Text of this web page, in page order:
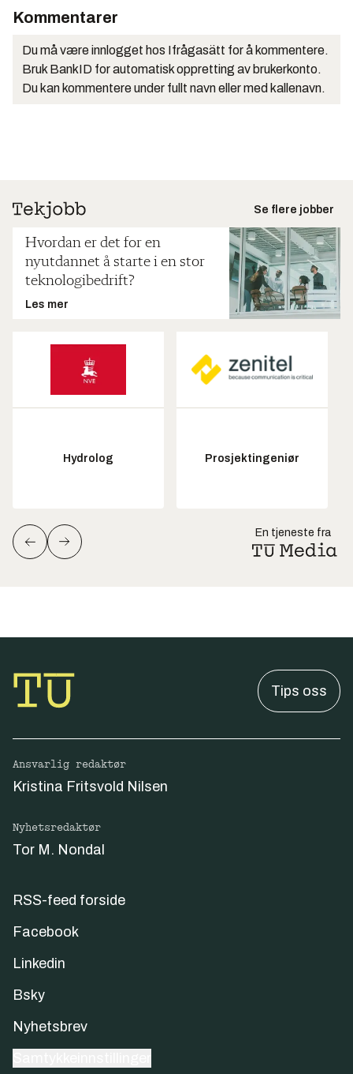
Kommentarer
Du må være innlogget hos Ifrågasätt for å kommentere.
Bruk BankID for automatisk oppretting av brukerkonto.
Du kan kommentere under fullt navn eller med kallenavn.
Se flere jobber
Hvordan er det for en
nyutdannet å starte i en stor
teknologibedrift?
Les mer
Hydrolog Prosjektingeniør
En tjeneste fra
Tips oss
Ansvarlig redaktør
Kristina Fritsvold Nilsen
Nyhetsredaktør
Tor M. Nondal
RSS-feed forside
Facebook
Linkedin
Bsky
Nyhetsbrev